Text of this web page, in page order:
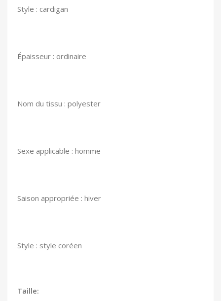
Style : cardigan
Épaisseur : ordinaire
Nom du tissu : polyester
Sexe applicable : homme
Saison appropriée : hiver
Style : style coréen
Taille: